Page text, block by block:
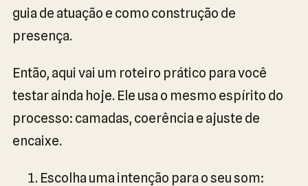
guia de atuação e como construção de
presença.
Então, aqui vai um roteiro prático para você
testar ainda hoje. Ele usa o mesmo espírito do
processo: camadas, coerência e ajuste de
encaixe.
Escolha uma intenção para o seu som: